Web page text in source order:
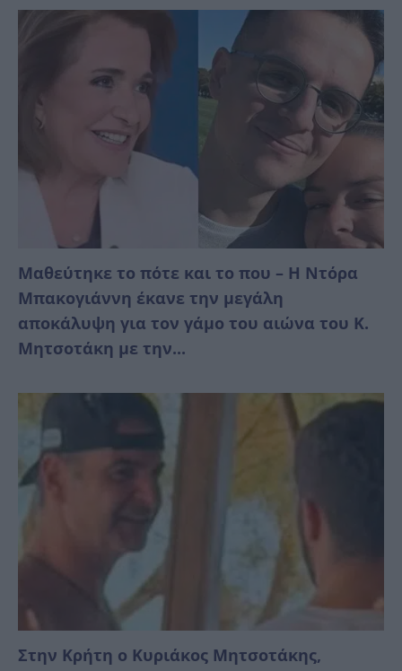
Μαθεύτηκε το πότε και το που – Η Ντόρα
Μπακογιάννη έκανε την μεγάλη
αποκάλυψη για τον γάμο του αιώνα του Κ.
Μητσοτάκη με την...
Στην Κρήτη ο Κυριάκος Μητσοτάκης,